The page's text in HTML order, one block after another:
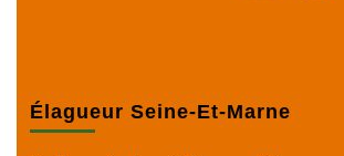
Élagueur Seine-Et-Marne